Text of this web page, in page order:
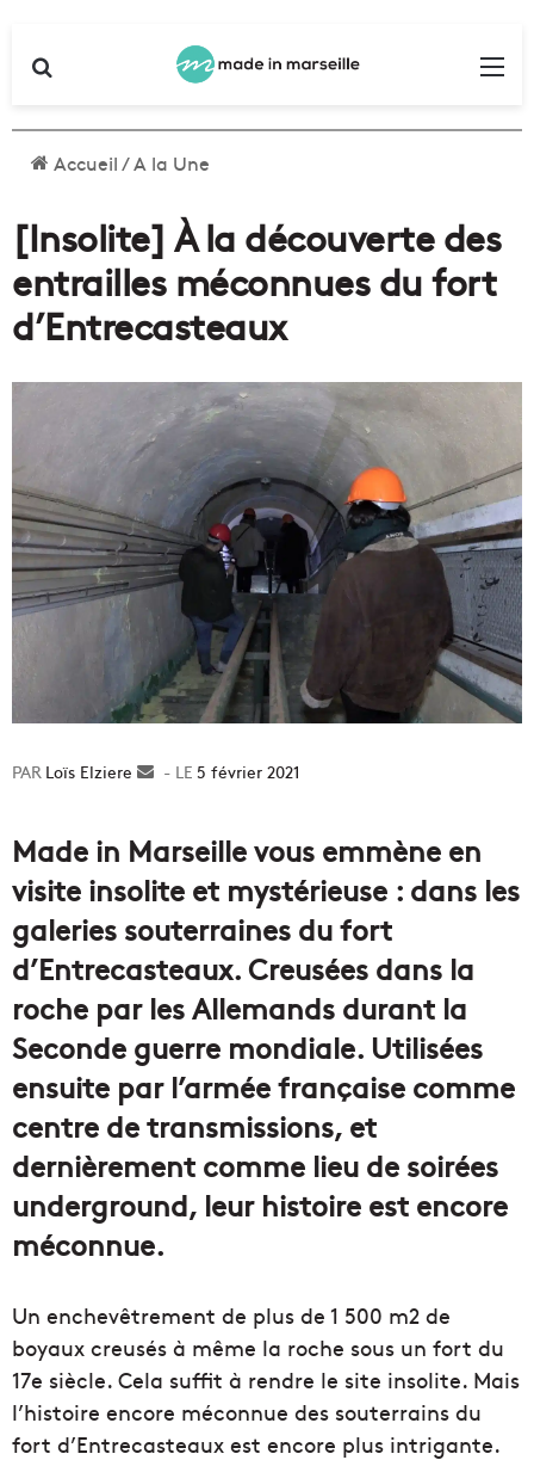
Accueil/A la Une
[Insolite] À la découverte des
entrailles méconnues du fort
d’Entrecasteaux
Loïs Elziere
Envoyer5 février 2021
Made in Marseille vous emmène en
visite insolite et mystérieuse : dans les
galeries souterraines du fort
d’Entrecasteaux. Creusées dans la
roche par les Allemands durant la
Seconde guerre mondiale. Utilisées
ensuite par l’armée française comme
centre de transmissions, et
dernièrement comme lieu de soirées
underground, leur histoire est encore
méconnue.
Un enchevêtrement de plus de 1 500 m2 de
boyaux creusés à même la roche sous un fort du
17e siècle. Cela suffit à rendre le site insolite. Mais
l’histoire encore méconnue des souterrains du
fort d’Entrecasteaux est encore plus intrigante.